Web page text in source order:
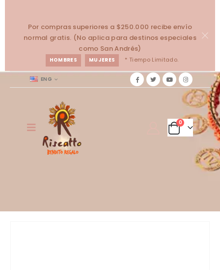
Por compras superiores a $250.000 recibe envío
normal gratis. (No aplica para destinos especiales
como San Andrés)
HOMBRES MUJERES * Tiempo Limitado.
ENG
0